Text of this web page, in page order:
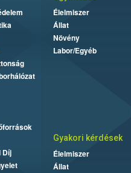
Díj
Élelmiszer
Állat
Növény
Labor/Egyéb
Gyakori kérdések
Élelmiszer
Állat